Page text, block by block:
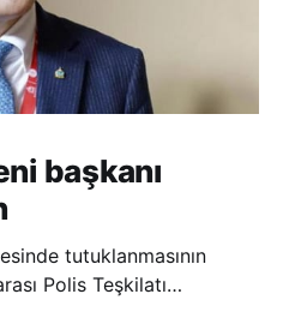
başkanı
tutuklanmasının
Polis Teşkilatı